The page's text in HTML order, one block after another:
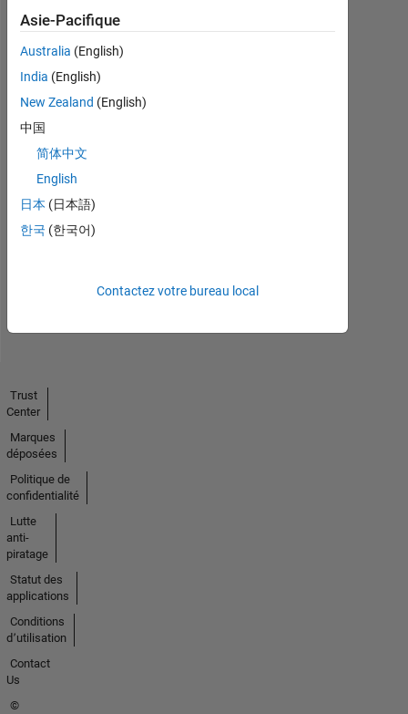
No
Endorsements
Asie-Pacifique
Australia (English)
India (English)
New Zealand (English)
中国
简体中文
English
日本 (日本語)
한국 (한국어)
Contactez votre bureau local
Trust
Center
Marques
déposées
Politique de
confidentialité
Lutte
anti-
piratage
Statut des
applications
Conditions
d՚utilisation
Contact
Us
©